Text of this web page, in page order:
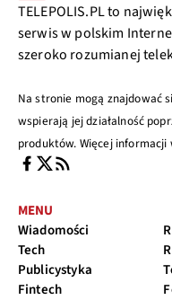
TELEPOLIS.PL to
serwis w polskim
szeroko rozumianej
Na stronie mogą znajdować
wspierają jej działalność
produktów. Więcej informacji
MENU
Wiadomości
Tech
Publicystyka
Fintech